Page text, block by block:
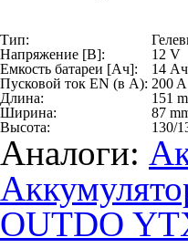
Тип:
Напряжение [В]:
12 V
Емкость батареи [Ач]:
14 Ач
Пусковой ток EN (в А): 200 A
Длина:
151
Ширина:
87
Высота:
130/
Аналоги:
OUTDO